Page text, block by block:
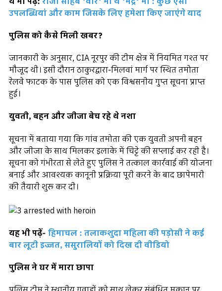
उपलब्धियां और काम जिसके लिए हमेशा किए जाएंगे याद
पुलिस को कैसे मिली खबर?
जानकारी के अनुसार, CIA नूरपुर की टीम क्षेत्र में नियमित गश्त पर
मौजूद थी। इसी दौरान ठाकुरद्वारा-मिलवां मार्ग पर स्थित तमोता
रेलवे फाटक के पास पुलिस को एक विश्वसनीय गुप्त सूचना प्राप्त
हुई।
युवती, बहन और जीजा बेच रहे थे नशा
सूचना में बताया गया कि गांव तमोता की एक युवती अपनी बहन
और जीजा के साथ मिलकर इलाके में चिट्टे की सप्लाई कर रही है।
सूचना को गंभीरता से लेते हुए पुलिस ने तत्काल कार्रवाई की योजना
बनाई और आवश्यक कानूनी प्रक्रिया पूरी करने के बाद छापेमारी
की तैयारी शुरू कर दी।
यह भी पढ़ें- हिमाचल : तलाकशुदा महिला की पड़ोसी ने कई
बार लूटी इज्जत, ससुरालियों को दिख दी वीडियो
पुलिस ने घर में मारा छापा